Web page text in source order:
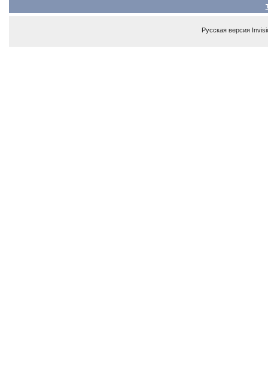
Русская версия